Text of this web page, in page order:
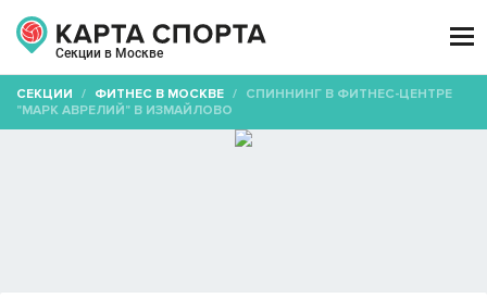
Секции в Москве

СЕКЦИИ / ФИТНЕС В МОСКВЕ / СПИННИНГ В ФИТНЕС-ЦЕНТРЕ
"МАРК АВРЕЛИЙ" В ИЗМАЙЛОВО